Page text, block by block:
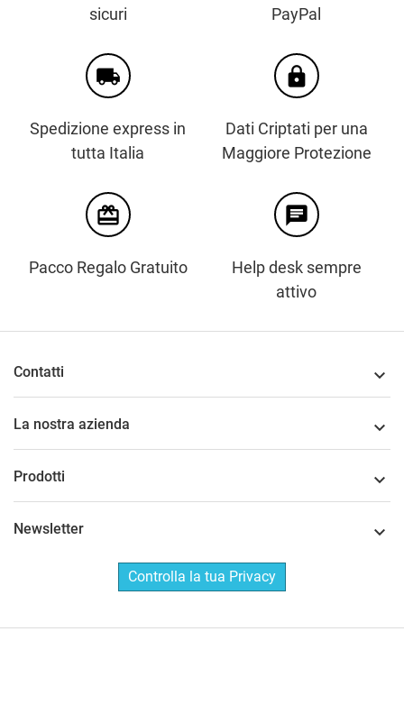
sicuri
PayPal
local_shipping
Spedizione express in
tutta Italia
https
Dati Criptati per una
Maggiore Protezione
card_giftcard
Pacco Regalo Gratuito
chat
Help desk sempre
attivo
Contatti 
La nostra azienda 
Prodotti 
Newsletter 
Controlla la tua Privacy